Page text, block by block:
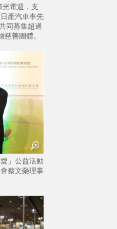
光電週，支
產汽車率先
同募集超過
善團體。
」公益活動
蔡文榮理事